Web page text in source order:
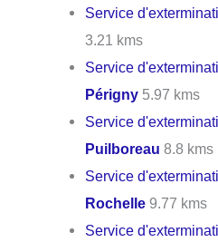
Service
3.21 kms
Service
Périgny 5.97 kms
Service
Puilboreau 8.8 kms
Service
Rochelle 9.77 kms
Service